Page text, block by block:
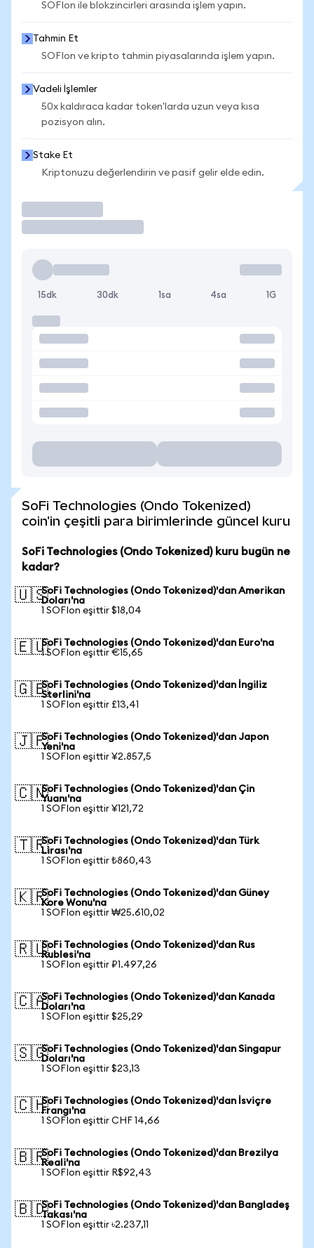
SOFIon ile blokzincirleri arasında işlem yapın.
Tahmin Et
SOFIon ve kripto tahmin piyasalarında işlem yapın.
Vadeli İşlemler
50x kaldıraca kadar token'larda uzun veya kısa
pozisyon alın.
Stake Et
Kriptonuzu değerlendirin ve pasif gelir elde edin.
15dk 30dk 1sa 4sa 1G
SoFi Technologies (Ondo Tokenized)
coin'in çeşitli para birimlerinde güncel kuru
SoFi Technologies (Ondo Tokenized) kuru bugün ne
kadar?
🇺🇸SoFi Technologies (Ondo Tokenized)'dan Amerikan
Doları'na
1 SOFIon eşittir $18,04
🇪🇺SoFi Technologies (Ondo Tokenized)'dan Euro'na
1 SOFIon eşittir €15,65
🇬🇧SoFi Technologies (Ondo Tokenized)'dan İngiliz
Sterlini'na
1 SOFIon eşittir £13,41
🇯🇵SoFi Technologies (Ondo Tokenized)'dan Japon
Yeni'na
1 SOFIon eşittir ¥2.857,5
🇨🇳SoFi Technologies (Ondo Tokenized)'dan Çin
Yuanı'na
1 SOFIon eşittir ¥121,72
🇹🇷SoFi Technologies (Ondo Tokenized)'dan Türk
Lirası'na
1 SOFIon eşittir ₺860,43
🇰🇷SoFi Technologies (Ondo Tokenized)'dan Güney
Kore Wonu'na
1 SOFIon eşittir ₩25.610,02
🇷🇺SoFi Technologies (Ondo Tokenized)'dan Rus
Rublesi'na
1 SOFIon eşittir ₽1.497,26
🇨🇦SoFi Technologies (Ondo Tokenized)'dan Kanada
Doları'na
1 SOFIon eşittir $25,29
🇸🇬SoFi Technologies (Ondo Tokenized)'dan Singapur
Doları'na
1 SOFIon eşittir $23,13
🇨🇭SoFi Technologies (Ondo Tokenized)'dan İsviçre
Frangı'na
1 SOFIon eşittir CHF 14,66
🇧🇷SoFi Technologies (Ondo Tokenized)'dan Brezilya
Reali'na
1 SOFIon eşittir R$92,43
🇧🇩SoFi Technologies (Ondo Tokenized)'dan Bangladeş
Takası'na
1 SOFIon eşittir ৳2.237,11